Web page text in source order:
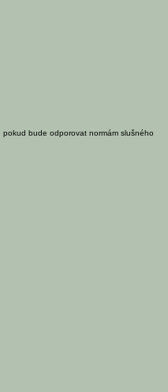
bude odporovat normám slušného